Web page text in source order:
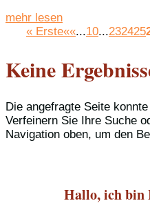
mehr lesen
« Erste««...10...232425
Keine
Die angefragte Seite
Verfeinern Sie Ihre Suche
Navigation oben, um den
Hallo, ich bin